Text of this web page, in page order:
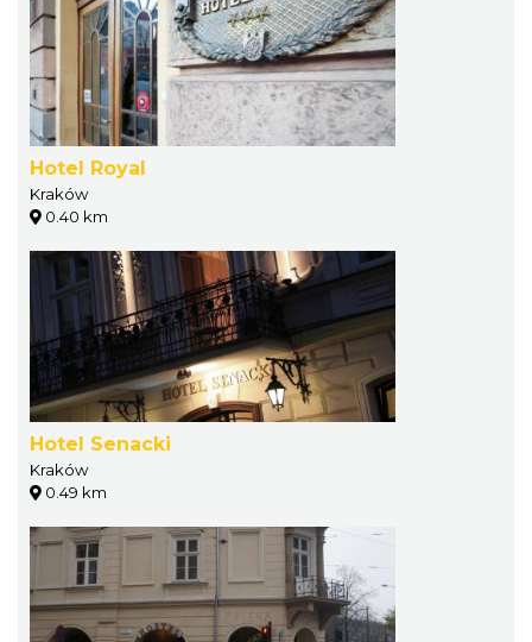
Hotel Royal
Kraków
0.40 km
Hotel Senacki
Kraków
0.49 km